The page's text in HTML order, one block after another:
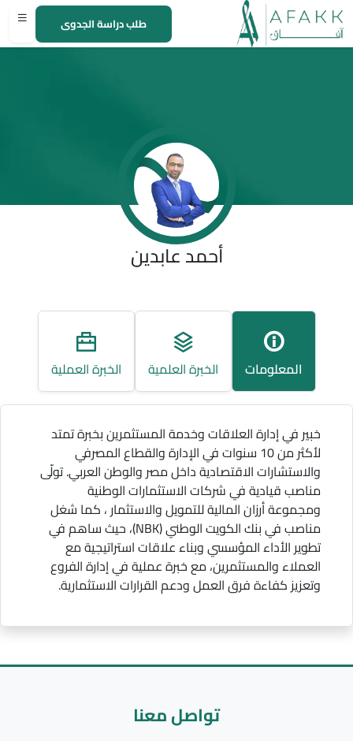
طلب دراسة الجدوى
أحمد عابدين
المعلومات الخبرة العلمية الخبرة العملية
خبير في إدارة العلاقات وخدمة المستثمرين بخبرة تمتد
لأكثر من 10 سنوات في الإدارة والقطاع المصرفي
والاستشارات الاقتصادية داخل مصر والوطن العربي. تولّى
مناصب قيادية في شركات الاستثمارات الوطنية
ومجموعة أرزان المالية للتمويل والاستثمار ، كما شغل
مناصب في بنك الكويت الوطني (NBK)، حيث ساهم في
تطوير الأداء المؤسسي وبناء علاقات استراتيجية مع
العملاء والمستثمرين، مع خبرة عملية في إدارة الفروع
وتعزيز كفاءة فرق العمل ودعم القرارات الاستثمارية.
تواصل معنا